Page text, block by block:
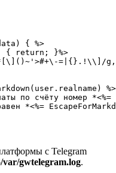
{ %>
{ return; }%>
=|{}.!\\]/
по счёту номер
*<%=
с Telegram
var/gwtelegram.log.